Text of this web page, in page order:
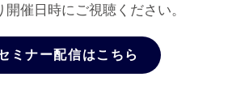
開催日時にご視聴ください。
ミナー配信はこちら